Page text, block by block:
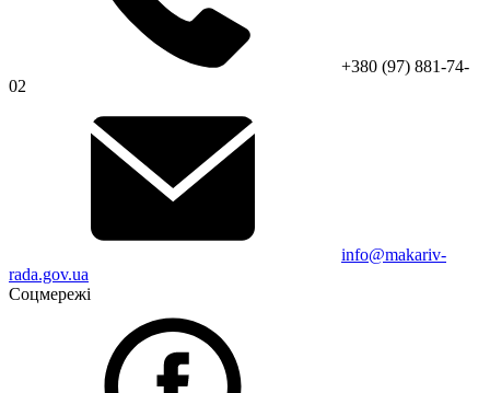
+380 (97) 881-74-
02
info@makariv-
rada.gov.ua
Соцмережі